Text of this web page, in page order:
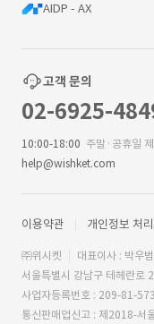
AIDP - AX
고객 문의
02-6925-
10:00-18:00 주말·공휴일 제
help@wishket.com
이용약관 개인정보 처
㈜위시켓
대표이사 : 박우범
서울특별시 강남구 테헤란로
사업자등록번호 : 209-81-
통신판매업신고 : 제2018-서